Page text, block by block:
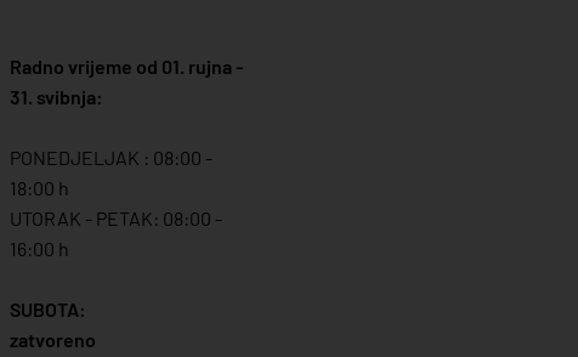
Radno vrijeme od 01. rujna -
31. svibnja:
PONEDJELJAK : 08:00 -
18:00 h
UTORAK - PETAK: 08:00 -
16:00 h
SUBOTA:
zatvoreno